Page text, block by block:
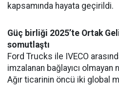
kapsamında hayata geçirildi.
Güç birliği 2025’te Ortak
somutlaştı
Ford Trucks ile IVECO
imzalanan bağlayıcı
Ağır ticarinin öncü iki global